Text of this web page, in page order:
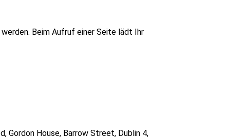
Beim Aufruf einer Seite lädt Ihr
Gordon House, Barrow Street, Dublin 4,